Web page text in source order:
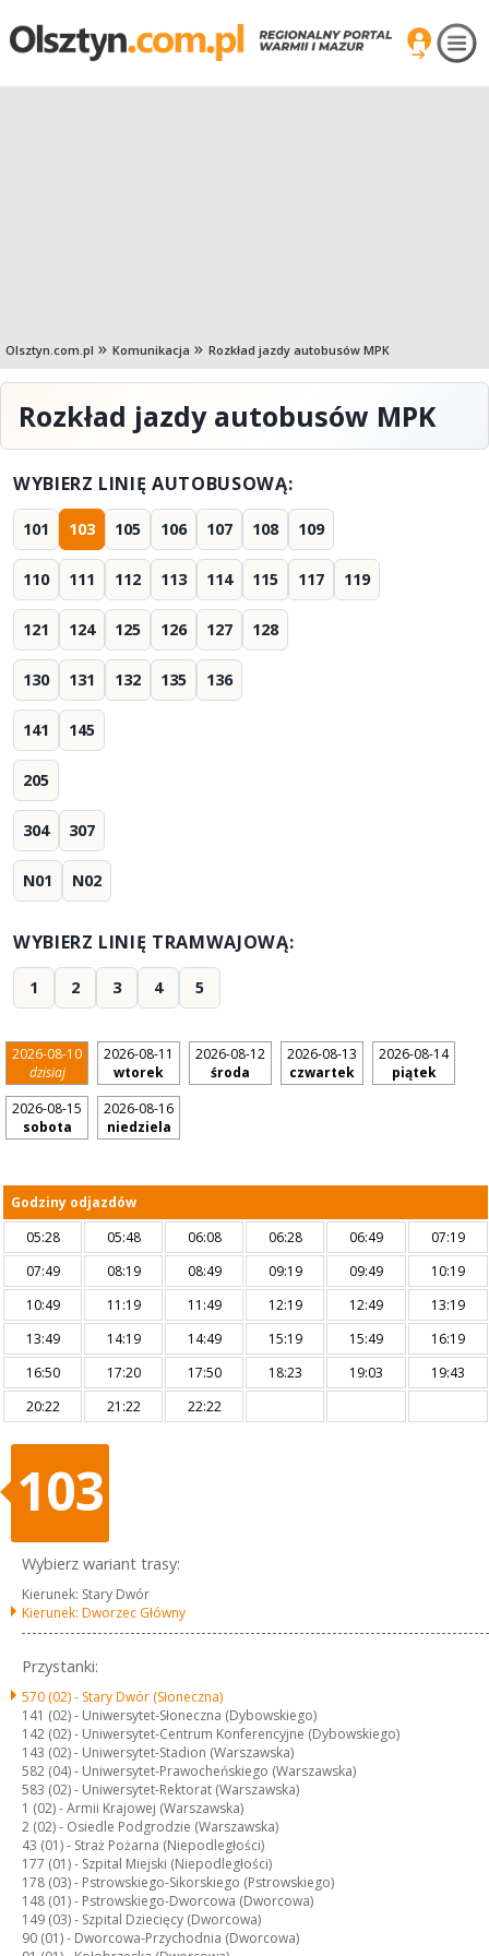
Olsztyn.com.pl Komunikacja Rozkład jazdy autobusów MPK
Rozkład jazdy autobusów MPK
WYBIERZ LINIĘ AUTOBUSOWĄ:
101 103 105 106 107 108 109
110 111 112 113 114 115 117 119
121 124 125 126 127 128
130 131 132 135 136
141 145
205
304 307
N01 N02
WYBIERZ LINIĘ TRAMWAJOWĄ:
1 2 3 4 5
2026-08-10
dzisiaj
2026-08-11
wtorek
2026-08-12
środa
2026-08-13
czwartek
2026-08-14
piątek
2026-08-15
sobota
2026-08-16
niedziela
Godziny odjazdów
05:28
05:48 06:08 06:28 06:49
07:19
07:49
08:19 08:49 09:19 09:49
10:19
10:49
11:19 11:49 12:19 12:49
13:19
13:49
14:19 14:49 15:19 15:49
16:19
16:50
17:20 17:50 18:23 19:03
19:43
20:22
21:22 22:22
103
Wybierz wariant trasy:
Kierunek: Stary Dwór
Kierunek: Dworzec Główny
Przystanki:
570 (02) - Stary Dwór (Słoneczna)
141 (02) - Uniwersytet-Słoneczna (Dybowskiego)
142 (02) - Uniwersytet-Centrum Konferencyjne (Dybowskiego)
143 (02) - Uniwersytet-Stadion (Warszawska)
582 (04) - Uniwersytet-Prawocheńskiego (Warszawska)
583 (02) - Uniwersytet-Rektorat (Warszawska)
1 (02) -Armii Krajowej (Warszawska)
2 (02) - Osiedle Podgrodzie (Warszawska)
43 (01) - Straż Pożarna (Niepodległości)
177 (01) - Szpital Miejski (Niepodległości)
178 (03) - Pstrowskiego-Sikorskiego (Pstrowskiego)
148 (01) - Pstrowskiego-Dworcowa (Dworcowa)
149 (03) - Szpital Dziecięcy (Dworcowa)
90 (01) - Dworcowa-Przychodnia (Dworcowa)